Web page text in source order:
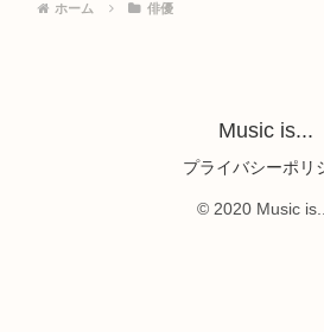
ホーム 俳優
Music is...
プライバシーポリ
© 2020 Music